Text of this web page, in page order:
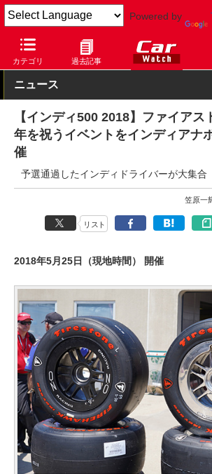
Powered by
カテゴリ 過去記事
Car Watch モータースポーツ
ニュース
【インディ500 2018】ファイアス
年を祝うイベントをインディアナ
催
予選通過したインディドライバーが大集合
笠原一
リスト
2018年5月25日（現地時間） 開催